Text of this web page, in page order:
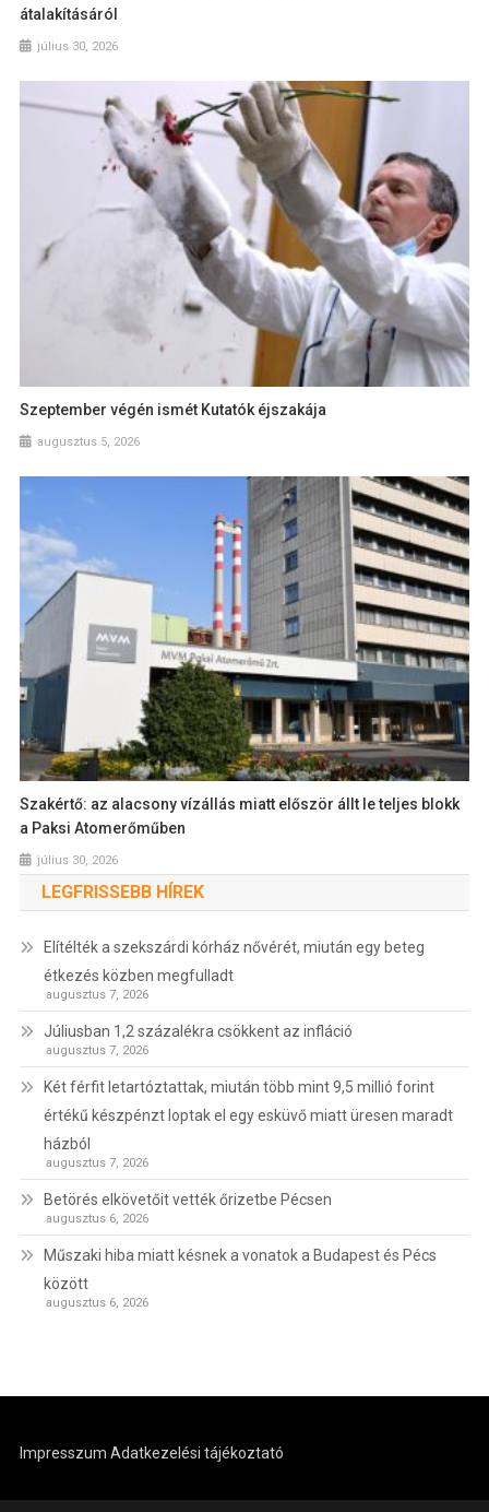
átalakításáról
július 30, 2026
Szeptember végén ismét Kutatók éjszakája
augusztus 5, 2026
Szakértő: az alacsony vízállás miatt először állt le teljes blokk
a Paksi Atomerőműben
július 30, 2026
LEGFRISSEBB HÍREK
Elítélték a szekszárdi kórház nővérét, miután egy beteg
étkezés közben megfulladt
augusztus 7, 2026
Júliusban 1,2 százalékra csökkent az infláció
augusztus 7, 2026
Két férfit letartóztattak, miután több mint 9,5 millió forint
értékű készpénzt loptak el egy esküvő miatt üresen maradt
házból
augusztus 7, 2026
Betörés elkövetőit vették őrizetbe Pécsen
augusztus 6, 2026
Műszaki hiba miatt késnek a vonatok a Budapest és Pécs
között
augusztus 6, 2026
Impresszum Adatkezelési tájékoztató